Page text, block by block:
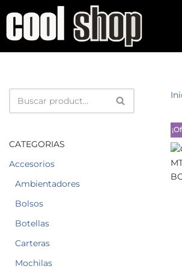
Saltar
CATEGORIAS
Accesorios
Ambientadores
Bolsos
Botellas
Carteras
Mochilas